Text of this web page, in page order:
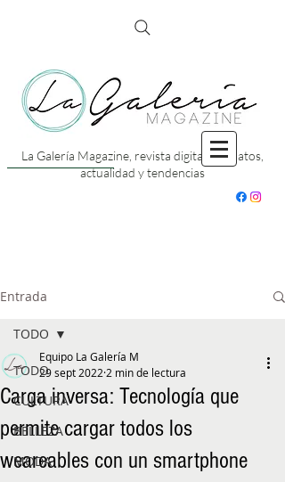
La Galería Magazine, revista digital con datos,
actualidad y tendencias
Entrada
TODO
CULTURA
BELLEZA
MODA
TODO
Carga inversa: Tecnología que
permite cargar todos los
weareables con un smartphone
Equipo La Galería M
29 sept 2022 2 min de lectura